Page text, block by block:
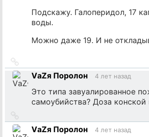
Подскажу. Галоперидол, 17
воды.
Можно даже 19. И не
на
источник
VаZя Поролон 4 лет назад
Это типа завуалированное
самоубийства? Доза конской
на
источник
VаZя Поролон 4 лет назад